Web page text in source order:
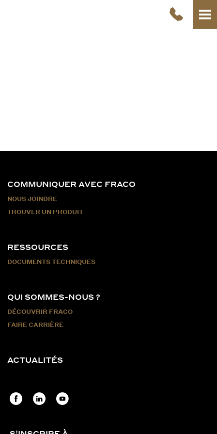
COMMUNIQUER AVEC FRACO
NOUS JOINDRE
TROUVER UN PRODUIT
RESSOURCES
DOCUMENTS TECHNIQUES
QUI SOMMES-NOUS ?
DÉCOUVRIR FRACO
FAIRE CARRIÈRE
ACTUALITÉS